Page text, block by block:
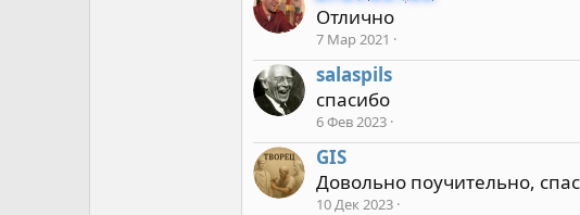
ц
:
Отлично
7 Мар 2021
salaspils
спасибо
6 Фев 2023
GIS
Довольно поучительно,
10 Дек 2023